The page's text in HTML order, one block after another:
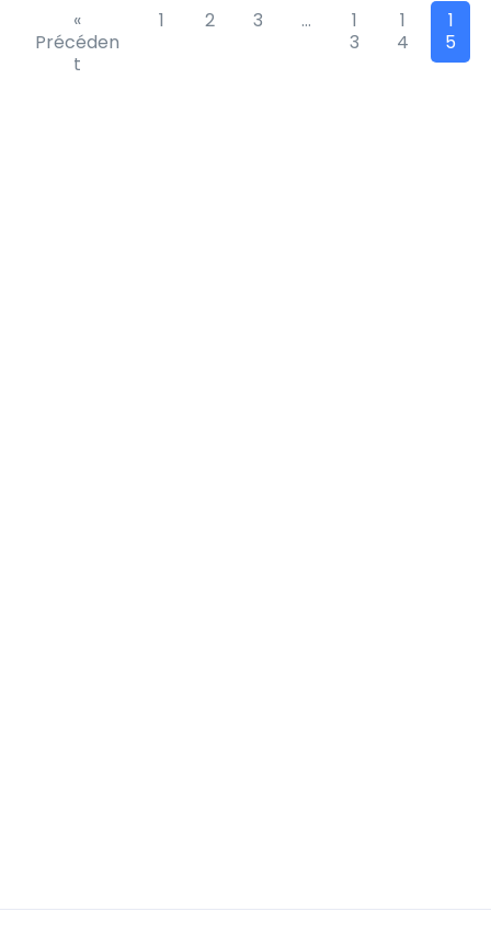
«
Précéden
t
1 2 3 …
1
3
1
4
1
5